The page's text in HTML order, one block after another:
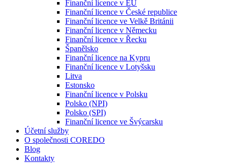
Finanční licence v EU
Finanční licence v České republice
Finanční licence ve Velkě Británii
Finanční licence v Německu
Finanční licence v Řecku
Španělsko
Finanční licence na Kypru
Finanční licence v Lotyšsku
Litva
Estonsko
Finanční licence v Polsku
Polsko (NPI)
Polsko (SPI)
Finanční licence ve Švýcarsku
Účetní služby
O společnosti COREDO
Blog
Kontakty